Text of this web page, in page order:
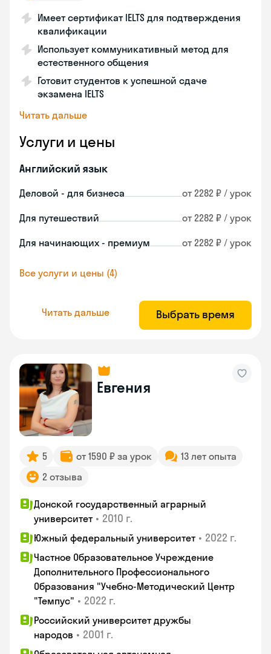
Имеет сертификат IELTS для подтверждения
квалификации
Использует коммуникативный метод для
естественного общения
Готовит студентов к успешной сдаче
экзамена IELTS
Читать дальше
Услуги и цены
Английский язык
Деловой - для бизнеса от 2282 ₽ / урок
Для путешествий от 2282 ₽ / урок
Для начинающих - премиум от 2282 ₽ / урок
Все услуги и цены (4)
Читать дальше Выбрать время
Евгения
5 от 1590 ₽ за урок
13 лет опыта
2 отзыва
Донской государственный аграрный
университет • 2010 г.
Южный федеральный университет • 2022 г.
Частное Образовательное Учреждение
Дополнительного Профессионального
Образования "Учебно-Методический Центр
"Темпус" • 2022 г.
Российский университет дружбы
народов • 2001 г.